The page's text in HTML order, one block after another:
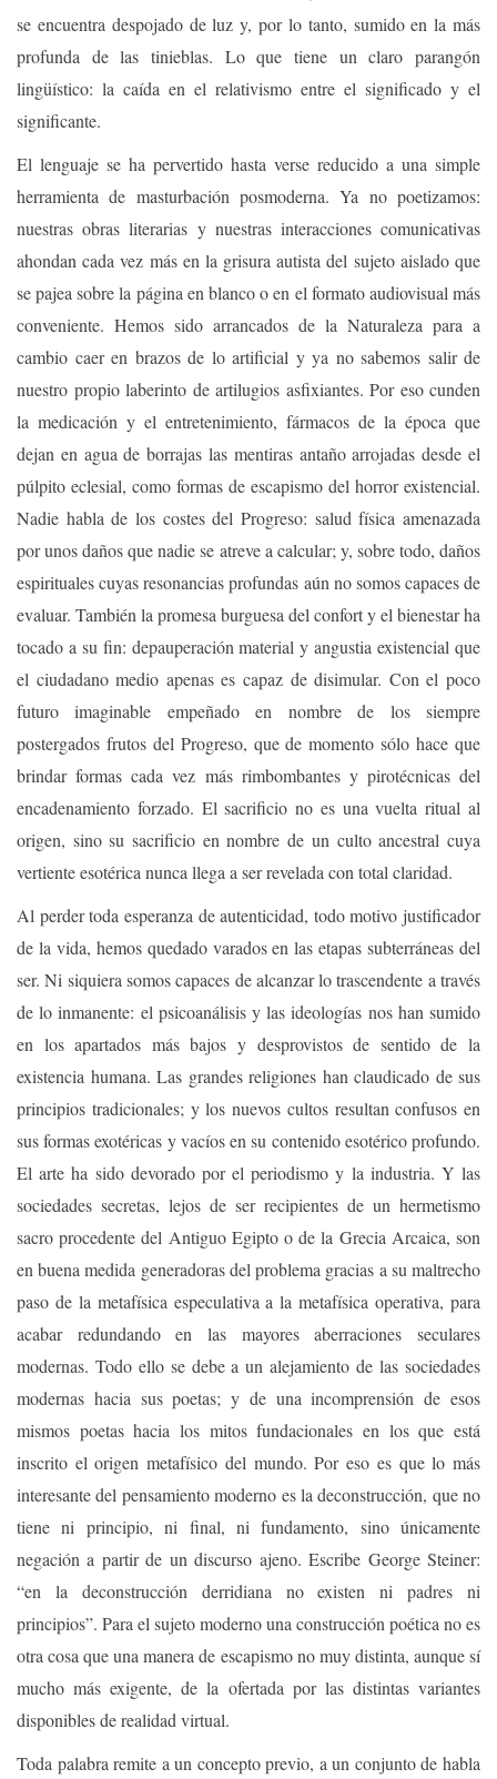
se encuentra despojado de luz y, por lo tanto, sumido en la más
profunda de las tinieblas. Lo que tiene un claro parangón
lingüístico: la caída en el relativismo entre el significado y el
significante.
El lenguaje se ha pervertido hasta verse reducido a una simple
herramienta de masturbación posmoderna. Ya no poetizamos:
nuestras obras literarias y nuestras interacciones comunicativas
ahondan cada vez más en la grisura autista del sujeto aislado que
se pajea sobre la página en blanco o en el formato audiovisual más
conveniente. Hemos sido arrancados de la Naturaleza para a
cambio caer en brazos de lo artificial y ya no sabemos salir de
nuestro propio laberinto de artilugios asfixiantes. Por eso cunden
la medicación y el entretenimiento, fármacos de la época que
dejan en agua de borrajas las mentiras antaño arrojadas desde el
púlpito eclesial, como formas de escapismo del horror existencial.
Nadie habla de los costes del Progreso: salud física amenazada
por unos daños que nadie se atreve a calcular; y, sobre todo, daños
espirituales cuyas resonancias profundas aún no somos capaces de
evaluar. También la promesa burguesa del confort y el bienestar ha
tocado a su fin: depauperación material y angustia existencial que
el ciudadano medio apenas es capaz de disimular. Con el poco
futuro imaginable empeñado en nombre de los siempre
postergados frutos del Progreso, que de momento sólo hace que
brindar formas cada vez más rimbombantes y pirotécnicas del
encadenamiento forzado. El sacrificio no es una vuelta ritual al
origen, sino su sacrificio en nombre de un culto ancestral cuya
vertiente esotérica nunca llega a ser revelada con total claridad.
Al perder toda esperanza de autenticidad, todo motivo justificador
de la vida, hemos quedado varados en las etapas subterráneas del
ser. Ni siquiera somos capaces de alcanzar lo trascendente a través
de lo inmanente: el psicoanálisis y las ideologías nos han sumido
en los apartados más bajos y desprovistos de sentido de la
existencia humana. Las grandes religiones han claudicado de sus
principios tradicionales; y los nuevos cultos resultan confusos en
sus formas exotéricas y vacíos en su contenido esotérico profundo.
El arte ha sido devorado por el periodismo y la industria. Y las
sociedades secretas, lejos de ser recipientes de un hermetismo
sacro procedente del Antiguo Egipto o de la Grecia Arcaica, son
en buena medida generadoras del problema gracias a su maltrecho
paso de la metafísica especulativa a la metafísica operativa, para
acabar redundando en las mayores aberraciones seculares
modernas. Todo ello se debe a un alejamiento de las sociedades
modernas hacia sus poetas; y de una incomprensión de esos
mismos poetas hacia los mitos fundacionales en los que está
inscrito el origen metafísico del mundo. Por eso es que lo más
interesante del pensamiento moderno es la deconstrucción, que no
tiene ni principio, ni final, ni fundamento, sino únicamente
negación a partir de un discurso ajeno. Escribe George Steiner:
“en la deconstrucción derridiana no existen ni padres ni
principios”. Para el sujeto moderno una construcción poética no es
otra cosa que una manera de escapismo no muy distinta, aunque sí
mucho más exigente, de la ofertada por las distintas variantes
disponibles de realidad virtual.
Toda palabra remite a un concepto previo, a un conjunto de habla